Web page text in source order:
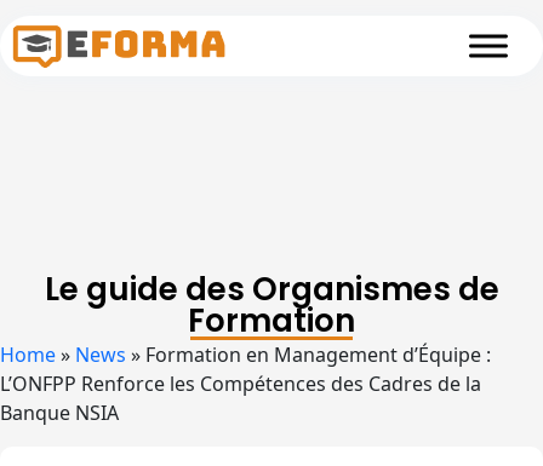
Le guide des Organismes de
Formation
Home» News » Formation en Management d’Équipe :
L’ONFPP Renforce les Compétences des Cadres de la
Banque NSIA